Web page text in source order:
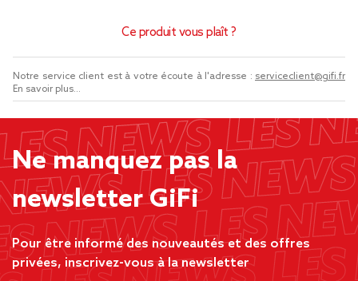
Ce produit vous plaît ?
Notre service client est à votre écoute à l'adresse : serviceclient@gifi.fr
En savoir plus...
Ne manquez pas la
newsletter GiFi
Pour être informé des nouveautés et des offres
privées, inscrivez-vous à la newsletter